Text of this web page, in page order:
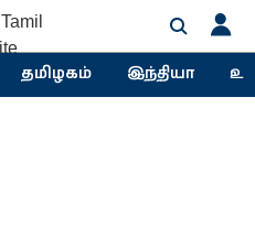
தமிழகம் இந்தியா